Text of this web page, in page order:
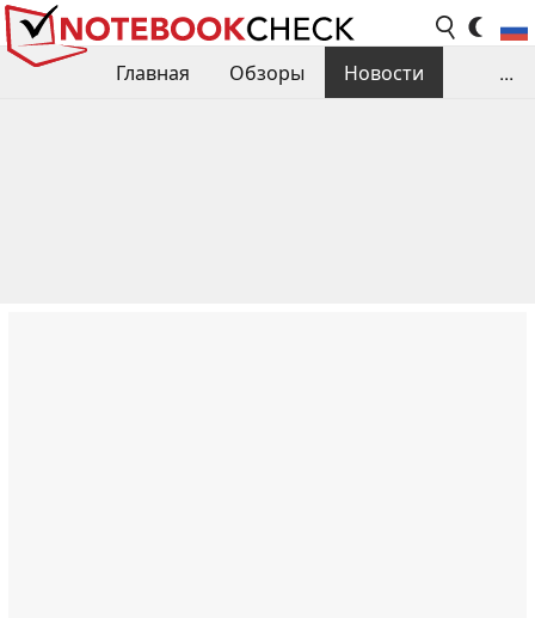
Главная Обзоры
Новости
...